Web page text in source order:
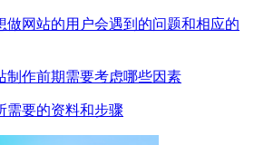
做网站的用户会遇到的问题和相应的
制作前期需要考虑哪些因素
需要的资料和步骤